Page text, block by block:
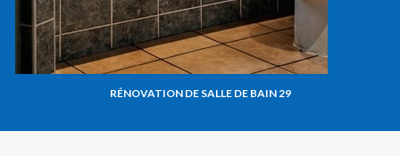
RÉNOVATION DE SALLE DE BAIN 29